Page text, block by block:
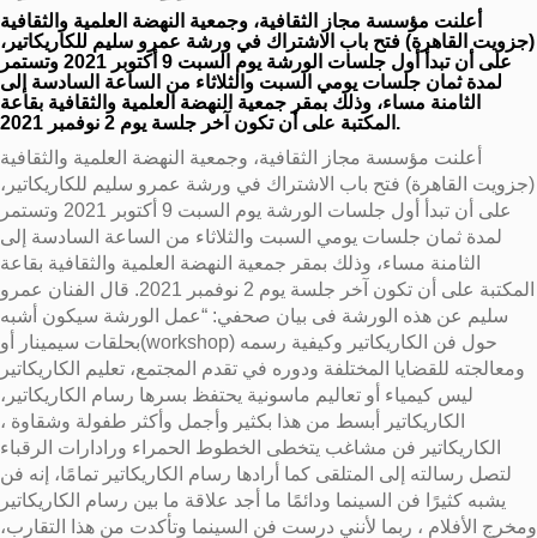
أعلنت مؤسسة مجاز الثقافية، وجمعية النهضة العلمية والثقافية
(جزويت القاهرة) فتح باب الاشتراك في ورشة عمرو سليم للكاريكاتير،
على أن تبدأ أول جلسات الورشة يوم السبت 9 أكتوبر 2021 وتستمر
لمدة ثمان جلسات يومي السبت والثلاثاء من الساعة السادسة إلى
الثامنة مساء، وذلك بمقر جمعية النهضة العلمية والثقافية بقاعة
المكتبة على أن تكون آخر جلسة يوم 2 نوفمبر 2021.
أعلنت مؤسسة مجاز الثقافية، وجمعية النهضة العلمية والثقافية
(جزويت القاهرة) فتح باب الاشتراك في ورشة عمرو سليم للكاريكاتير،
على أن تبدأ أول جلسات الورشة يوم السبت 9 أكتوبر 2021 وتستمر
لمدة ثمان جلسات يومي السبت والثلاثاء من الساعة السادسة إلى
الثامنة مساء، وذلك بمقر جمعية النهضة العلمية والثقافية بقاعة
المكتبة على أن تكون آخر جلسة يوم 2 نوفمبر 2021. قال الفنان عمرو
سليم عن هذه الورشة فى بيان صحفي: “عمل الورشة سيكون أشبه
بحلقات سيمينار أو(workshop) حول فن الكاريكاتير وكيفية رسمه
ومعالجته للقضايا المختلفة ودوره في تقدم المجتمع، تعليم الكاريكاتير
ليس كيمياء أو تعاليم ماسونية يحتفظ بسرها رسام الكاريكاتير،
الكاريكاتير أبسط من هذا بكثير وأجمل وأكثر طفولة وشقاوة ،
الكاريكاتير فن مشاغب يتخطى الخطوط الحمراء ورادارات الرقباء
لتصل رسالته إلى المتلقى كما أرادها رسام الكاريكاتير تمامًا، إنه فن
يشبه كثيرًا فن السينما ودائمًا ما أجد علاقة ما بين رسام الكاريكاتير
ومخرج الأفلام ، ربما لأنني درست فن السينما وتأكدت من هذا التقارب،